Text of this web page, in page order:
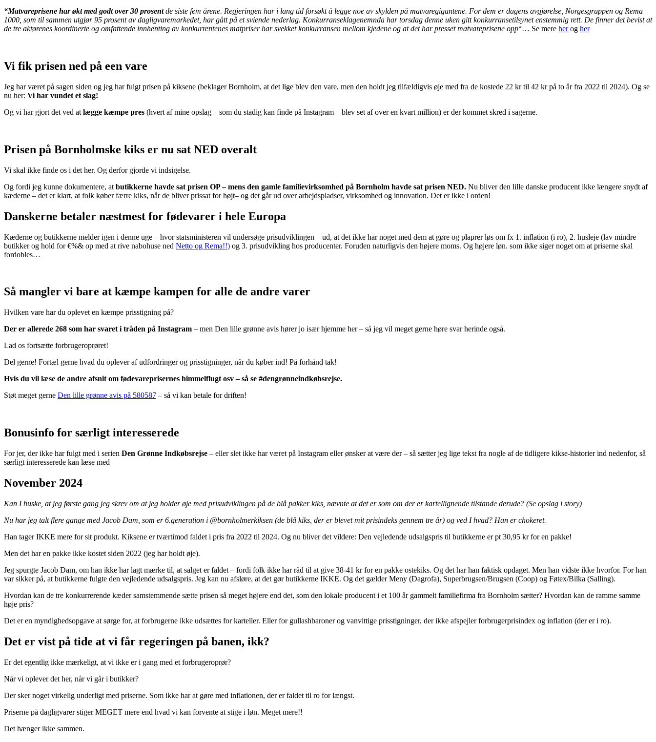
“Matvareprisene har økt med godt over 30 prosentde siste fem årene. Regjeringen har i lang tid forsøkt å legge noe av skylden på matvaregigantene. For dem er dagens avgjørelse, Norgesgruppen og Rema
1000, som til sammen utgjør 95 prosent av dagligvaremarkedet, har gått på et sviende nederlag. Konkurranseklagenemnda har torsdag denne uken gitt konkurransetilsynet enstemmig rett. De finner det bevist at
de tre aktørenes koordinerte og omfattende innhenting av konkurrentenes matpriser har svekket konkurransen mellom kjedene og at det har presset matvareprisene opp“… Se mere herog her
Vi fik prisen ned på een vare
Jeg har været på sagen siden og jeg har fulgt prisen på kiksene (beklager Bornholm, at det lige blev den vare, men den holdt jeg tilfældigvis øje med fra de kostede 22 kr til 42 kr på to år fra 2022 til 2024). Og se
nu her: Vi har vundet et slag!
Og vi har gjort det ved at lægge kæmpe pres (hvert af mine opslag – som du stadig kan finde på Instagram – blev set af over en kvart million) er der kommet skred i sagerne.
Prisen på Bornholmske kiks er nu sat NED overalt
Vi skal ikke finde os i det her. Og derfor gjorde vi indsigelse.
Og fordi jeg kunne dokumentere, at butikkerne havde sat prisen OP – mens den gamle familievirksomhed på Bornholm havde sat prisen NED. Nu bliver den lille danske producent ikke længere snydt af
kæderne – det er klart, at folk køber færre kiks, når de bliver prissat for højt– og det går ud over arbejdspladser, virksomhed og innovation. Det er ikke i orden!
Danskerne betaler næstmest for fødevarer i hele Europa
Kæderne og butikkerne melder igen i denne uge – hvor statsministeren vil undersøge prisudviklingen – ud, at det ikke har noget med dem at gøre og plaprer løs om fx 1. inflation (i ro), 2. husleje (lav mindre
butikker og hold for €%& op med at rive nabohuse ned Netto og Rema!!) og 3. prisudvikling hos producenter. Foruden naturligvis den højere moms. Og højere løn. som ikke siger noget om at priserne skal
fordobles…
Så mangler vi bare at kæmpe kampen for alle de andre varer
Hvilken vare har du oplevet en kæmpe prisstigning på?
Der er allerede 268 som har svaret i tråden på Instagram – men Den lille grønne avis hører jo især hjemme her – så jeg vil meget gerne høre svar herinde også.
Lad os fortsætte forbrugeroprøret!
Del gerne! Fortæl gerne hvad du oplever af udfordringer og prisstigninger, når du køber ind! På forhånd tak!
Hvis du vil læse de andre afsnit om fødevareprisernes himmelflugt osv – så se #dengrønneindkøbsrejse.
Støt meget gerne Den lille grønne avis på 580587 – så vi kan betale for driften!
Bonusinfo for særligt interesserede
For jer, der ikke har fulgt med i serien Den Grønne Indkøbsrejse – eller slet ikke har været på Instagram eller ønsker at være der – så sætter jeg lige tekst fra nogle af de tidligere kikse-historier ind nedenfor, så
særligt interesserede kan læse med
November 2024
Kan I huske, at jeg første gang jeg skrev om at jeg holder øje med prisudviklingen på de blå pakker kiks, nævnte at det er som om der er kartellignende tilstande derude? (Se opslag i story)
Nu har jeg talt flere gange med Jacob Dam, som er 6.generation i @bornholmerkiksen (de blå kiks, der er blevet mit prisindeks gennem tre år) og ved I hvad? Han er chokeret.
Han tager IKKE mere for sit produkt. Kiksene er tværtimod faldet i pris fra 2022 til 2024. Og nu bliver det vildere: Den vejledende udsalgspris til butikkerne er pt 30,95 kr for en pakke!
Men det har en pakke ikke kostet siden 2022 (jeg har holdt øje).
Jeg spurgte Jacob Dam, om han ikke har lagt mærke til, at salget er faldet – fordi folk ikke har råd til at give 38-41 kr for en pakke ostekiks. Og det har han faktisk opdaget. Men han vidste ikke hvorfor. For han
var sikker på, at butikkerne fulgte den vejledende udsalgspris. Jeg kan nu afsløre, at det gør butikkerne IKKE. Og det gælder Meny (Dagrofa), Superbrugsen/Brugsen (Coop) og Føtex/Bilka (Salling).
Hvordan kan de tre konkurrerende kæder samstemmende sætte prisen så meget højere end det, som den lokale producent i et 100 år gammelt familiefirma fra Bornholm sætter? Hvordan kan de ramme samme
høje pris?
Det er en myndighedsopgave at sørge for, at forbrugerne ikke udsættes for karteller. Eller for gullashbaroner og vanvittige prisstigninger, der ikke afspejler forbrugerprisindex og inflation (der er i ro).
Det er vist på tide at vi får regeringen på banen, ikk?
Er det egentlig ikke mærkeligt, at vi ikke er i gang med et forbrugeroprør?
Når vi oplever det her, når vi går i butikker?
Der sker noget virkelig underligt med priserne. Som ikke har at gøre med inflationen, der er faldet til ro for længst.
Priserne på dagligvarer stiger MEGET mere end hvad vi kan forvente at stige i løn. Meget mere!!
Det hænger ikke sammen.